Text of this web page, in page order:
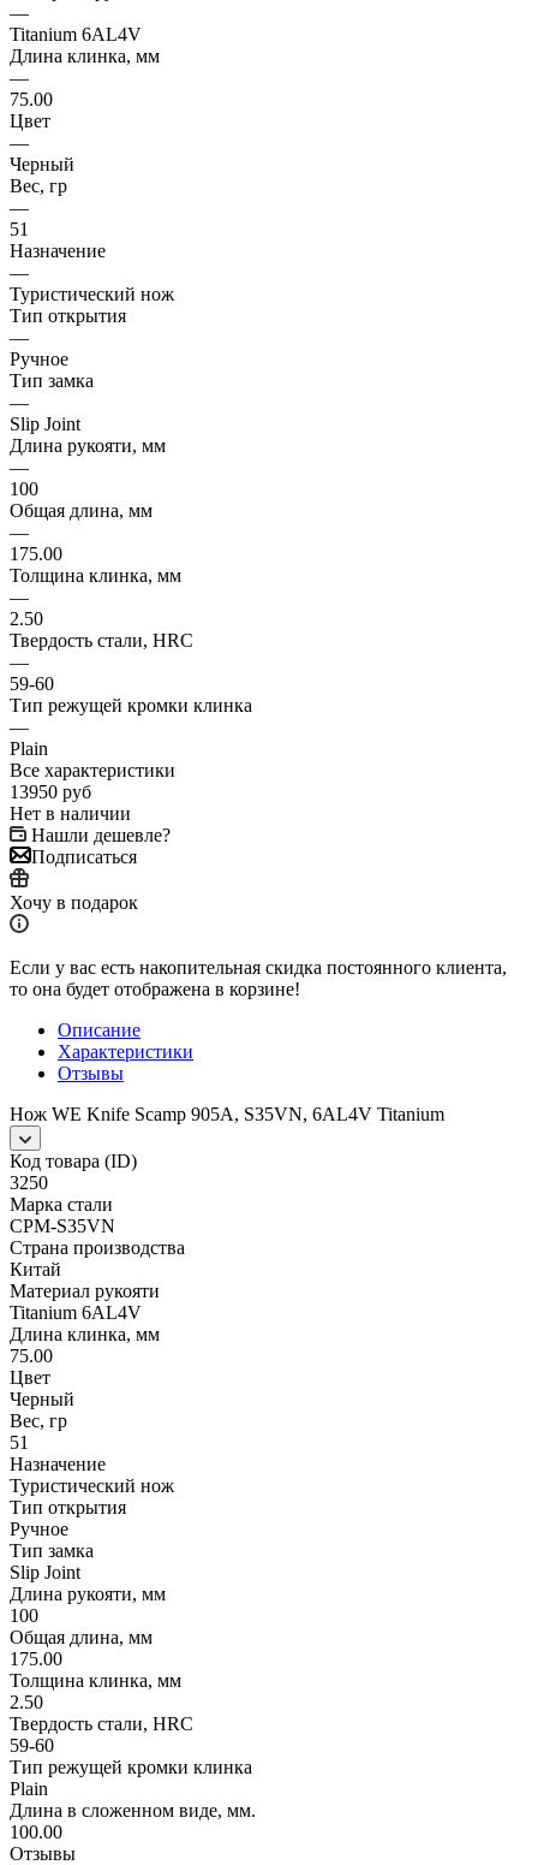
—
Titanium 6AL4V
Длина клинка, мм
—
75.00
Цвет
—
Черный
Вес, гр
—
51
Назначение
—
Туристический нож
Тип открытия
—
Ручное
Тип замка
—
Slip Joint
Длина рукояти, мм
—
100
Общая длина, мм
—
175.00
Толщина клинка, мм
—
2.50
Твердость стали, HRC
—
59-60
Тип режущей кромки клинка
—
Plain
Все характеристики
13950 руб
Нет в наличии
Нашли дешевле?
Подписаться
Хочу в подарок
Если у вас есть накопительная скидка постоянного клиента,
то она будет отображена в корзине!
Описание
Характеристики
Отзывы
Нож WE Knife Scamp 905A, S35VN, 6AL4V Titanium
Код товара (ID)
3250
Марка стали
CPM-S35VN
Страна производства
Китай
Материал рукояти
Titanium 6AL4V
Длина клинка, мм
75.00
Цвет
Черный
Вес, гр
51
Назначение
Туристический нож
Тип открытия
Ручное
Тип замка
Slip Joint
Длина рукояти, мм
100
Общая длина, мм
175.00
Толщина клинка, мм
2.50
Твердость стали, HRC
59-60
Тип режущей кромки клинка
Plain
Длина в сложенном виде, мм.
100.00
Отзывы